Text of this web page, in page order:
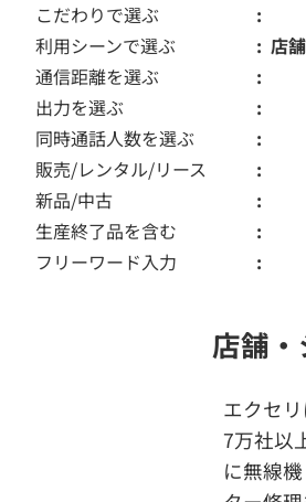
こだわりで選ぶ
利用シーンで選ぶ
店
通信距離を選ぶ
出力を選ぶ
同時通話人数を選ぶ
販売/レンタル/リース
新品/中古
生産終了品を含む
フリーワード入力
店舗
エクセ
7万社以
に無線